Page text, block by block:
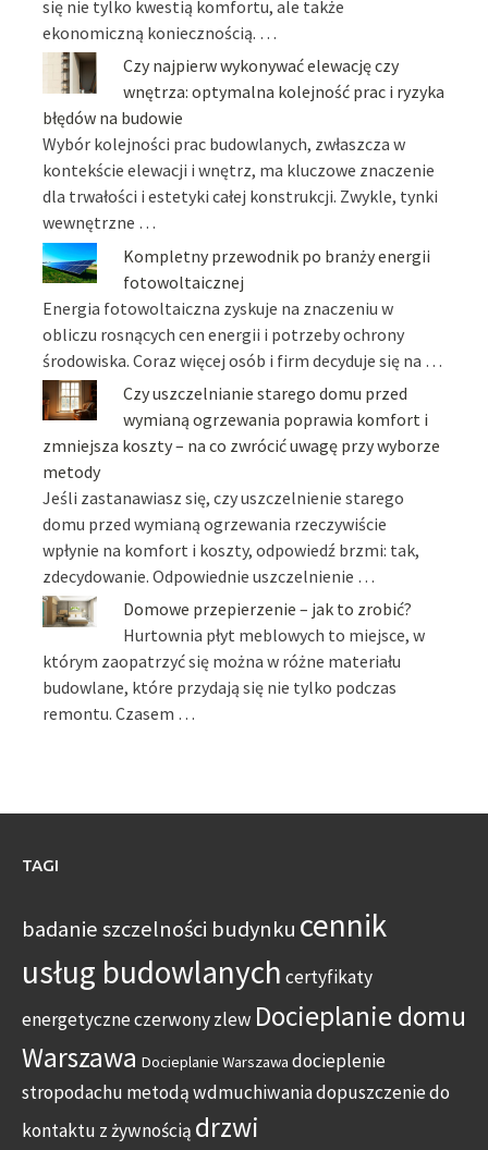
się nie tylko kwestią komfortu, ale także
ekonomiczną koniecznością. …
Czy najpierw wykonywać elewację czy
wnętrza: optymalna kolejność prac i ryzyka
błędów na budowie
Wybór kolejności prac budowlanych, zwłaszcza w
kontekście elewacji i wnętrz, ma kluczowe znaczenie
dla trwałości i estetyki całej konstrukcji. Zwykle, tynki
wewnętrzne …
Kompletny przewodnik po branży energii
fotowoltaicznej
Energia fotowoltaiczna zyskuje na znaczeniu w
obliczu rosnących cen energii i potrzeby ochrony
środowiska. Coraz więcej osób i firm decyduje się na …
Czy uszczelnianie starego domu przed
wymianą ogrzewania poprawia komfort i
zmniejsza koszty – na co zwrócić uwagę przy wyborze
metody
Jeśli zastanawiasz się, czy uszczelnienie starego
domu przed wymianą ogrzewania rzeczywiście
wpłynie na komfort i koszty, odpowiedź brzmi: tak,
zdecydowanie. Odpowiednie uszczelnienie …
Domowe przepierzenie – jak to zrobić?
Hurtownia płyt meblowych to miejsce, w
którym zaopatrzyć się można w różne materiału
budowlane, które przydają się nie tylko podczas
remontu. Czasem …
TAGI
badanie szczelności budynku cennik
usług budowlanych certyfikaty
energetyczneczerwony zlew Docieplanie domu
Warszawa Docieplanie Warszawa docieplenie
stropodachu metodą wdmuchiwaniadopuszczenie do
kontaktu z żywnością drzwi